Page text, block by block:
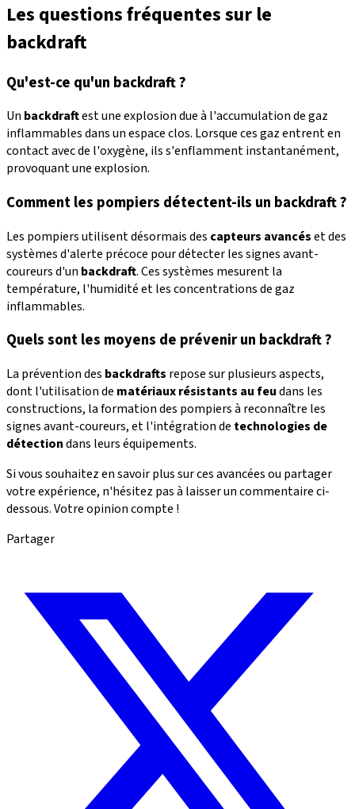
Les questions fréquentes sur le
backdraft
Qu'est-ce qu'un backdraft ?
Un backdraftest une explosion due à l'accumulation de gaz
inflammables dans un espace clos. Lorsque ces gaz entrent en
contact avec de l'oxygène, ils s'enflamment instantanément,
provoquant une explosion.
Comment les pompiers détectent-ils un backdraft ?
Les pompiers utilisent désormais des capteurs avancéset des
systèmes d'alerte précoce pour détecter les signes avant-
coureurs d'un backdraft. Ces systèmes mesurent la
température, l'humidité et les concentrations de gaz
inflammables.
Quels sont les moyens de prévenir un backdraft ?
La prévention des backdrafts repose sur plusieurs aspects,
dont l'utilisation de matériaux résistants au feudans les
constructions, la formation des pompiers à reconnaître les
signes avant-coureurs, et l'intégration de technologies de
détectiondans leurs équipements.
Si vous souhaitez en savoir plus sur ces avancées ou partager
votre expérience, n'hésitez pas à laisser un commentaire ci-
dessous. Votre opinion compte !
Partager